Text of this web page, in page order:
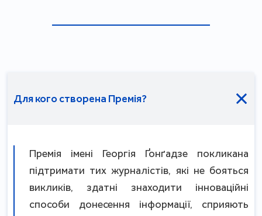
Для кого створена Премія?
Премія імені Георгія Ґонґадзе покликана
підтримати тих журналістів, які не бояться
викликів, здатні знаходити інноваційні
способи донесення інформації, сприяють